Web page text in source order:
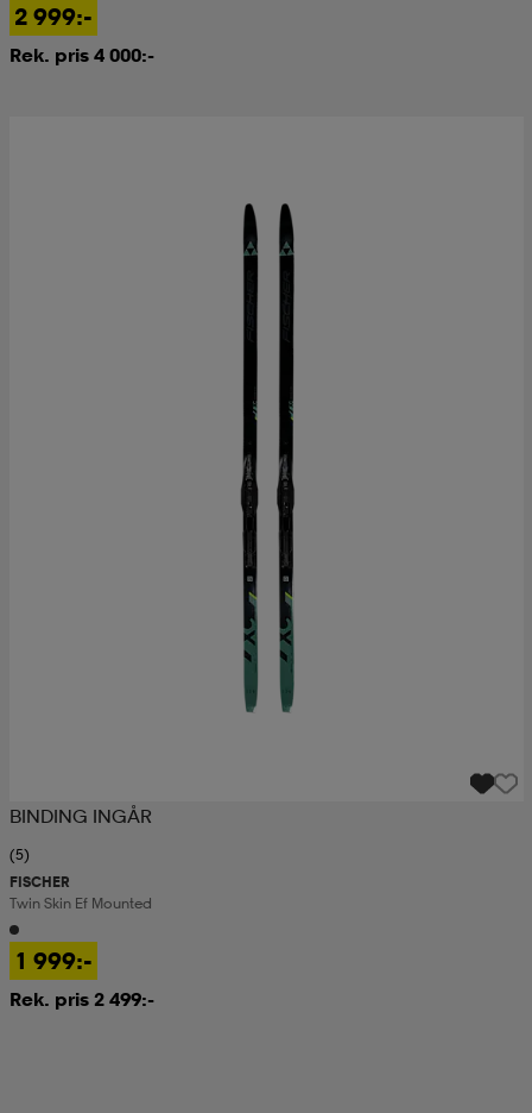
2 999:-
Rek. pris 4 000:-
BINDING INGÅR
(5)
FISCHER
Twin Skin Ef Mounted
1 999:-
Rek. pris 2 499:-